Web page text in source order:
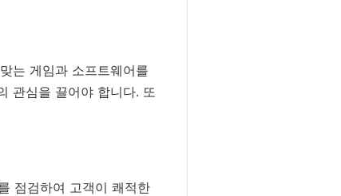
는 게임과 소프트웨어를
관심을 끌어야 합니다. 또
점검하여 고객이 쾌적한